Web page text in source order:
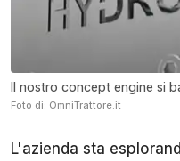
Il nostro concept engine si
Foto di: OmniTrattore.it
L'azienda sta